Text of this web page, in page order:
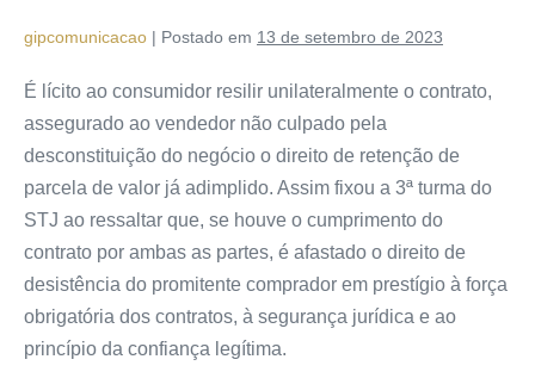
gipcomunicacao | Postado em 13 de setembro de 2023
É lícito ao consumidor resilir unilateralmente o contrato,
assegurado ao vendedor não culpado pela
desconstituição do negócio o direito de retenção de
parcela de valor já adimplido. Assim fixou a 3ª turma do
STJ ao ressaltar que, se houve o cumprimento do
contrato por ambas as partes, é afastado o direito de
desistência do promitente comprador em prestígio à força
obrigatória dos contratos, à segurança jurídica e ao
princípio da confiança legítima.